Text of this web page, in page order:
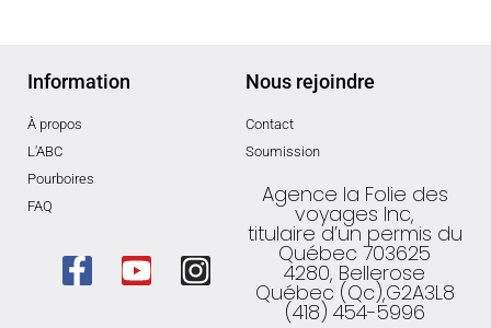
Information
À propos
L'ABC
Pourboires
FAQ
Nous rejoindre
Contact
Soumission
Agence la Folie des
voyages Inc,
titulaire d’un permis du
Québec 703625
4280, Bellerose
Québec (Qc),G2A3L8
(418) 454-5996